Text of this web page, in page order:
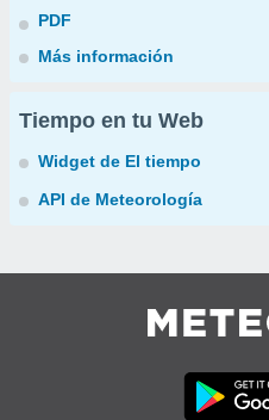
PDF
Más información
Tiempo en tu Web
Widget de El tiempo
API de Meteorología